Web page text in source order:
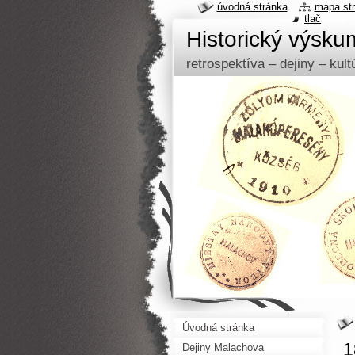
Historický
retrospektíva – dejiny –
Úvodná stránka
Dejiny Malachova
úvodná stránka mapa
tlač